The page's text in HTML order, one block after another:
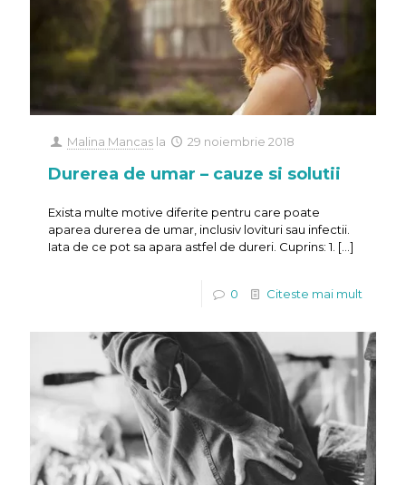
Malina Mancas la 29 noiembrie 2018
Durerea de umar – cauze si solutii
Exista multe motive diferite pentru care poate
aparea durerea de umar, inclusiv lovituri sau infectii.
Iata de ce pot sa apara astfel de dureri. Cuprins: 1. […]
0 Citeste mai mult